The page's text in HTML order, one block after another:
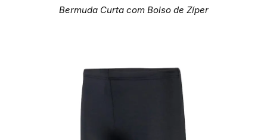
Bermuda Curta com Bolso de Zíper